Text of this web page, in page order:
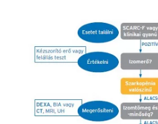
Forrás: Cruz-Jentoft AJ, Bahat G, Bauer
European consensus on definition and